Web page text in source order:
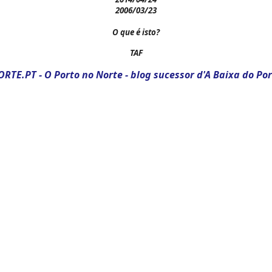
2006/03/23
O que é isto?
TAF
- O Porto no Norte - blog sucessor d'A Baixa do